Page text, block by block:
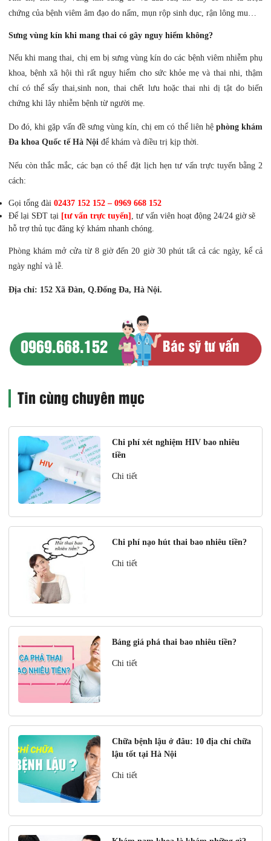
chứng của bệnh viêm âm đạo do nấm, mụn rộp sinh dục, rận lông mu…
Sưng vùng kín khi mang thai có gây nguy hiểm không?
Nếu khi mang thai, chị em bị sưng vùng kín do các bệnh viêm nhiễm phụ
khoa, bệnh xã hội thì rất nguy hiểm cho sức khỏe mẹ và thai nhi, thậm
chí có thể sẩy thai,sinh non, thai chết lưu hoặc thai nhi dị tật do biến
chứng khi lây nhiễm bệnh từ người mẹ.
Do đó, khi gặp vấn đề sưng vùng kín, chị em có thể liên hệ phòng khám
Đa khoa Quốc tế Hà Nội để khám và điều trị kịp thời.
Nếu còn thắc mắc, các bạn có thể đặt lịch hẹn tư vấn trực tuyến bằng 2
cách:
Gọi tổng đài 02437 152 152 – 0969 668 152
Để lại SĐT tại [tư vấn trực tuyến]
, tư vấn viên hoạt động 24/24 giờ sẽ
hỗ trợ thủ tục đăng ký khám nhanh chóng.
Phòng khám mở cửa từ 8 giờ đến 20 giờ 30 phút tất cả các ngày, kể cả
ngày nghỉ và lễ.
Địa chỉ: 152 Xã Đàn, Q.Đống Đa, Hà Nội.
0969.668.152 Bác sỹ tư vấn
Tin cùng chuyên mục
Chi phí xét nghiệm HIV bao nhiêu
tiền
Chi tiết
Chi phí nạo hút thai bao nhiêu tiền?
Chi tiết
Bảng giá phá thai bao nhiêu tiền?
Chi tiết
Chữa bệnh lậu ở đâu: 10 địa chỉ chữa
lậu tốt tại Hà Nội
Chi tiết